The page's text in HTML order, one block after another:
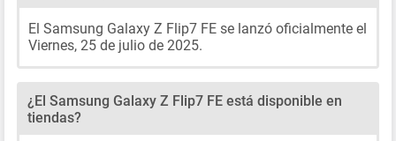
El Samsung Galaxy Z Flip7 FE se lanzó oficialmente el
Viernes, 25 de julio de 2025.
¿El Samsung Galaxy Z Flip7 FE está disponible en
tiendas?